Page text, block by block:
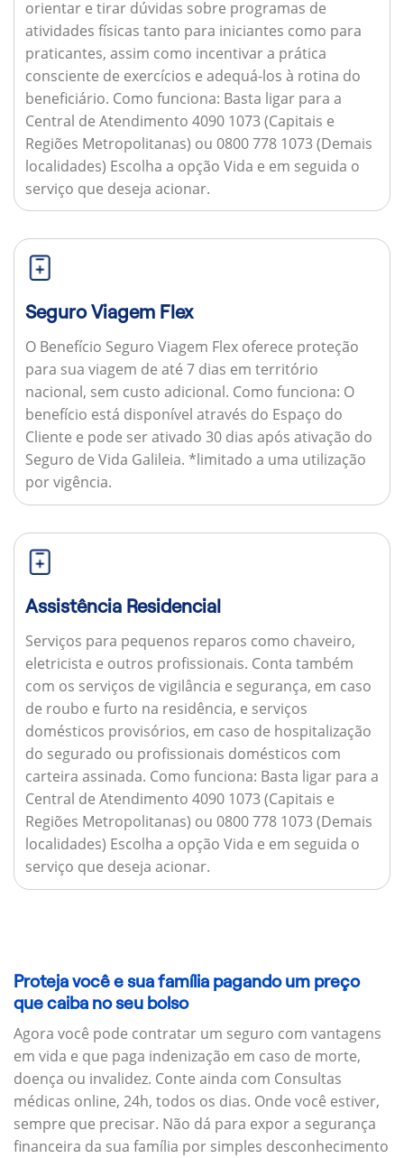
orientar e tirar dúvidas sobre programas de
atividades físicas tanto para iniciantes como para
praticantes, assim como incentivar a prática
consciente de exercícios e adequá-los à rotina do
beneficiário. Como funciona: Basta ligar para a
Central de Atendimento 4090 1073 (Capitais e
Regiões Metropolitanas) ou 0800 778 1073 (Demais
localidades) Escolha a opção Vida e em seguida o
serviço que deseja acionar.
Seguro Viagem Flex
O Benefício Seguro Viagem Flex oferece proteção
para sua viagem de até 7 dias em território
nacional, sem custo adicional. Como funciona: O
benefício está disponível através do Espaço do
Cliente e pode ser ativado 30 dias após ativação do
Seguro de Vida Galileia. *limitado a uma utilização
por vigência.
Assistência Residencial
Serviços para pequenos reparos como chaveiro,
eletricista e outros profissionais. Conta também
com os serviços de vigilância e segurança, em caso
de roubo e furto na residência, e serviços
domésticos provisórios, em caso de hospitalização
do segurado ou profissionais domésticos com
carteira assinada. Como funciona: Basta ligar para a
Central de Atendimento 4090 1073 (Capitais e
Regiões Metropolitanas) ou 0800 778 1073 (Demais
localidades) Escolha a opção Vida e em seguida o
serviço que deseja acionar.
Proteja você e sua família pagando um preço
que caiba no seu bolso
Agora você pode contratar um seguro com vantagens
em vida e que paga indenização em caso de morte,
doença ou invalidez. Conte ainda com Consultas
médicas online, 24h, todos os dias. Onde você estiver,
sempre que precisar. Não dá para expor a segurança
financeira da sua família por simples desconhecimento